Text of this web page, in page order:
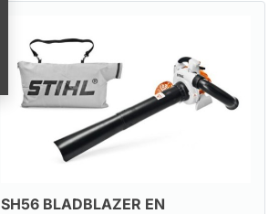
SH56 BLADBLAZER EN